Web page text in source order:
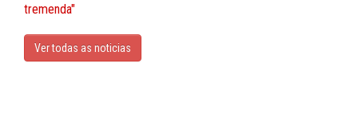
tremenda"
Ver todas as noticias